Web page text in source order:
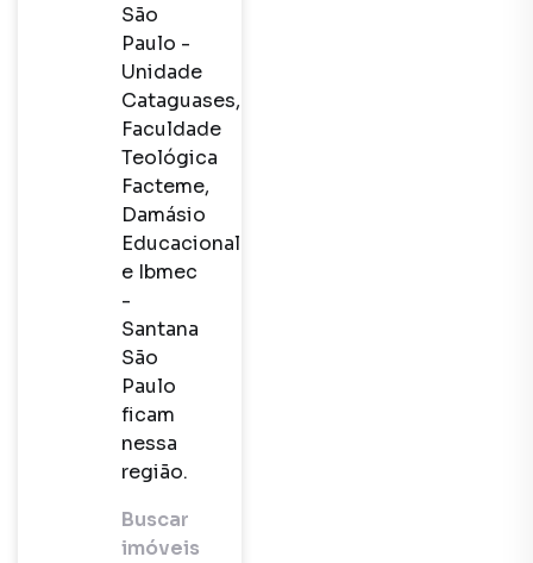
São
Paulo -
Unidade
Cataguases,
Faculdade
Teológica
Facteme,
Damásio
Educacional
e Ibmec
-
Santana
São
Paulo
ficam
nessa
região.
Buscar
imóveis